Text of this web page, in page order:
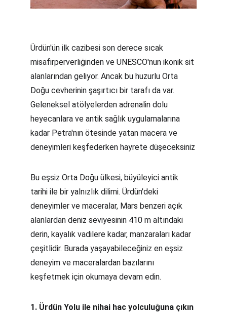
Ürdün'ün ilk cazibesi son derece sıcak
misafirperverliğinden ve UNESCO'nun ikonik sit
alanlarından geliyor. Ancak bu huzurlu Orta
Doğu cevherinin şaşırtıcı bir tarafı da var.
Geleneksel atölyelerden adrenalin dolu
heyecanlara ve antik sağlık uygulamalarına
kadar Petra'nın ötesinde yatan macera ve
deneyimleri keşfederken hayrete düşeceksiniz
Bu eşsiz Orta Doğu ülkesi, büyüleyici antik
tarihi ile bir yalnızlık dilimi. Ürdün'deki
deneyimler ve maceralar, Mars benzeri açık
alanlardan deniz seviyesinin 410 m altındaki
derin, kayalık vadilere kadar, manzaraları kadar
çeşitlidir. Burada yaşayabileceğiniz en eşsiz
deneyim ve maceralardan bazılarını
keşfetmek için okumaya devam edin.
1. Ürdün Yolu ile nihai hac yolculuğuna çıkın